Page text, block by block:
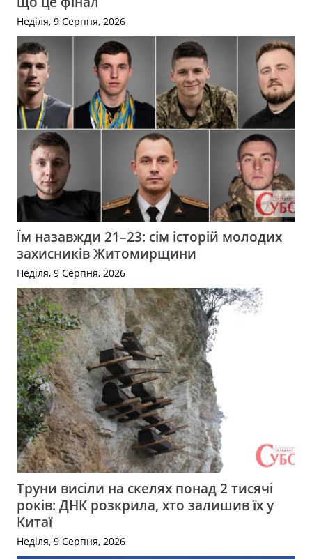
Неділя, 9 Серпня, 2026
Їм назавжди 21–23: сім історій молодих
захисників Житомирщини
Неділя, 9 Серпня, 2026
Труни висіли на скелях понад 2 тисячі
років: ДНК розкрила, хто залишив їх у
Китаї
Неділя, 9 Серпня, 2026